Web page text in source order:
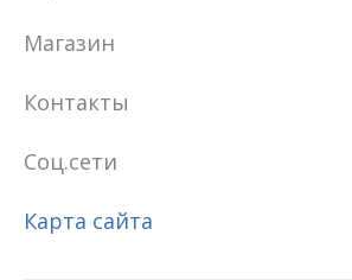
Магазин
Контакты
Соц.сети
Карта сайта